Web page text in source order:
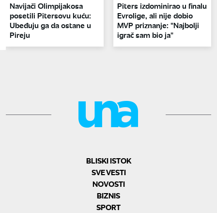
Navijači Olimpijakosa
posetili Pitersovu kuću:
Ubeđuju ga da ostane u
Pireju
Piters izdominirao u finalu
Evrolige, ali nije dobio
MVP priznanje: "Najbolji
igrač sam bio ja"
BLISKI ISTOK
SVE VESTI
NOVOSTI
BIZNIS
SPORT